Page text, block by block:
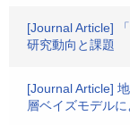
[Journal Article]
研究動向と課題
[Journal Article]
層ベイズモデル